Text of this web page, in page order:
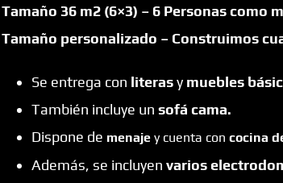
Tamaño 36 m2 (6×3) – 6 Personas como
Tamaño personalizado – Construimos
Se entrega con literasy muebles
También incluye un sofá cama.
Dispone de menajey cuenta con cocina
Además, se incluyen varios